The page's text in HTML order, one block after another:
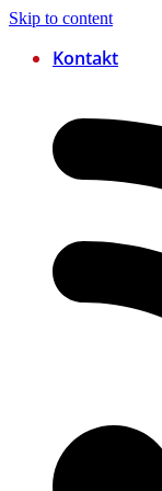
Skip to content
Kontakt